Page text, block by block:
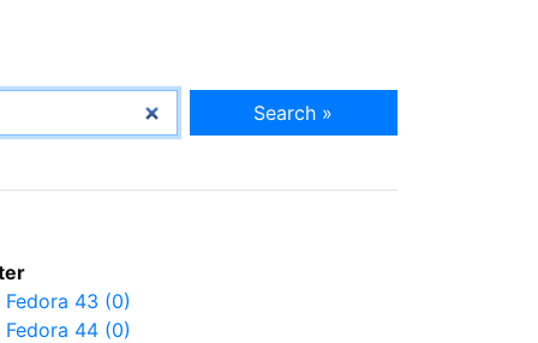
Search »
Fedora 43 (0)
Fedora 44 (0)